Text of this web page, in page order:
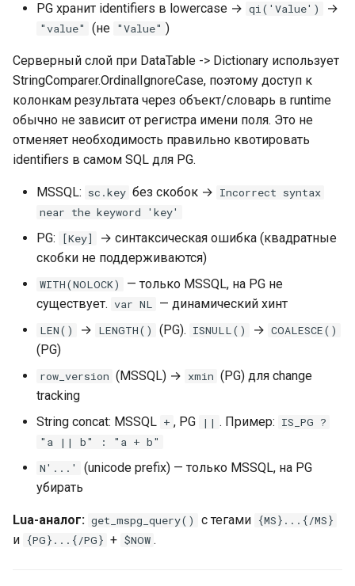
устаревший
не $N
Ловушки имён колонок —
ВСЕГДА проверяй DDL
9. Sandbox и ограничения
SmartScript Editor API —
Multipart upload из
SmartScript — CLR обход
10. Table EP — запись строк
из SmartScript
Формат тела запроса
11. Антипаттерны — чеклист
«не делай так»
PG хранит identifiers в lowercase → qi('Value') →
"value" (не "Value" )
Серверный слой при DataTable -> Dictionary использует
StringComparer.OrdinalIgnoreCase, поэтому доступ к
колонкам результата через объект/словарь в runtime
обычно не зависит от регистра имени поля. Это не
отменяет необходимость правильно квотировать
identifiers в самом SQL для PG.
MSSQL: sc.key без скобок → Incorrect syntax
near the keyword 'key'
PG: [Key]
→ синтаксическая ошибка (квадратные
скобки не поддерживаются)
WITH(NOLOCK)
— только MSSQL, на PG не
существует. var NL — динамический хинт
LEN() → LENGTH() (PG). ISNULL() → COALESCE()
(PG)
row_version (MSSQL) → xmin (PG) для change
tracking
String concat: MSSQL + , PG || . Пример: IS_PG ?
"a || b" : "a + b"
N'...'
(unicode prefix) — только MSSQL, на PG
убирать
Lua-аналог: get_mspg_query() с тегами {MS}...{/MS}
и {PG}...{/PG} + $NOW .